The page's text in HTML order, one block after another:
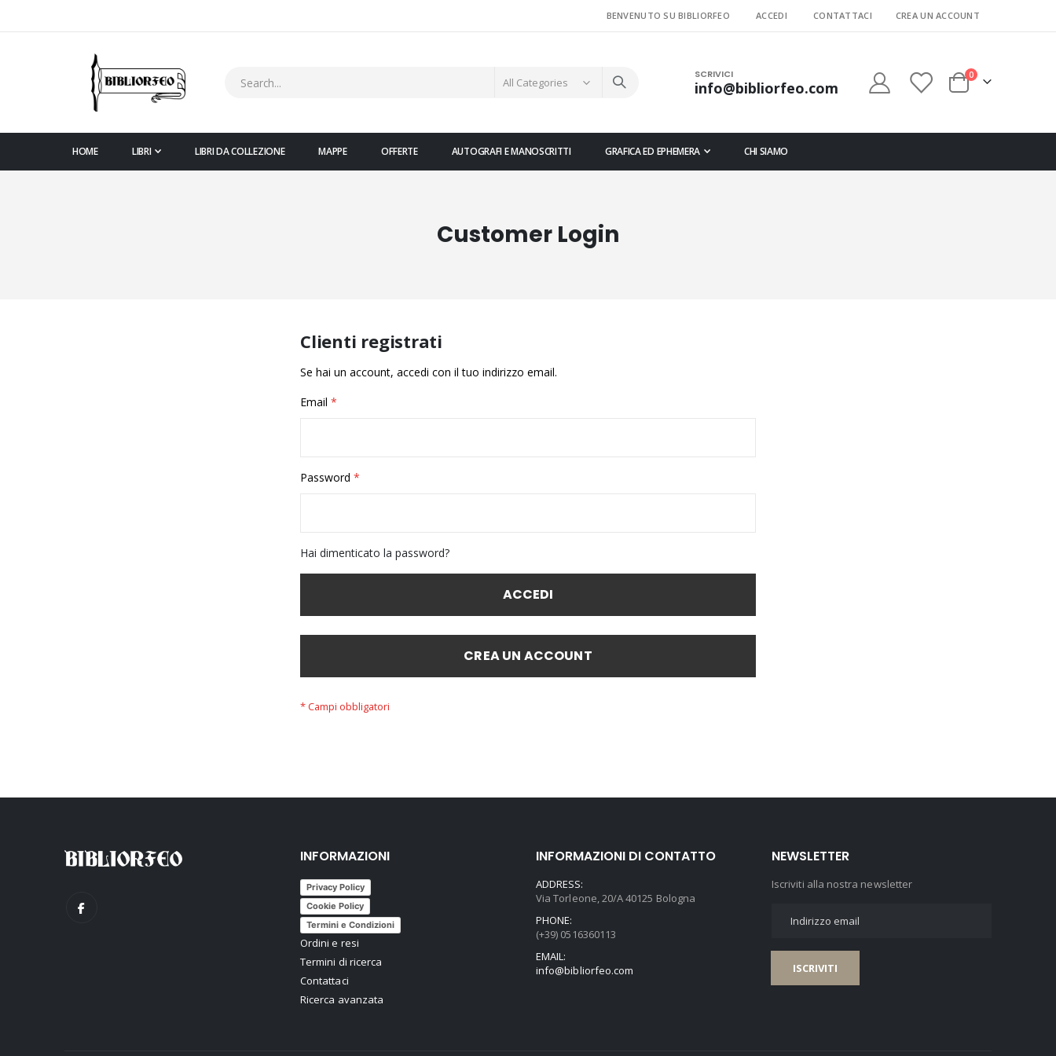
BENVENUTO SU BIBLIORFEO ACCEDI CONTATTACI CREA UN ACCOUNT
SCRIVICI
info@bibliorfeo.com Cart
0elementi
HOME LIBRI LIBRI DA COLLEZIONE MAPPE OFFERTE AUTOGRAFI E MANOSCRITTI GRAFICA ED EPHEMERA CHI SIAMO
Customer Login
Clienti registrati
Se hai un account, accedi con il tuo indirizzo email.
Email
Password
Hai dimenticato la password?
ACCEDI
CREA UN ACCOUNT
INFORMAZIONI
Privacy Policy
Cookie Policy
Termini e Condizioni
Ordini e resi
Termini di ricerca
Contattaci
Ricerca avanzata
INFORMAZIONI DI CONTATTO
ADDRESS:
Via Torleone, 20/A 40125 Bologna
PHONE:
(+39) 0516360113
EMAIL:
info@bibliorfeo.com
NEWSLETTER
Iscriviti alla nostra newsletter
ISCRIVITI